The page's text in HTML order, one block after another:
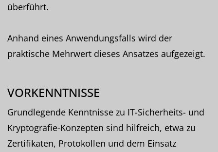
überführt.
Anhand eines Anwendungsfalls wird der
praktische Mehrwert dieses Ansatzes aufgezeigt.
VORKENNTNISSE
Grundlegende Kenntnisse zu IT-Sicherheits- und
Kryptografie-Konzepten sind hilfreich, etwa zu
Zertifikaten, Protokollen und dem Einsatz